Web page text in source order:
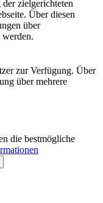
zielgerichteten
Über diesen
über
zur Verfügung. Über
über mehrere
die bestmögliche